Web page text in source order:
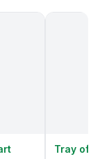
Tray of